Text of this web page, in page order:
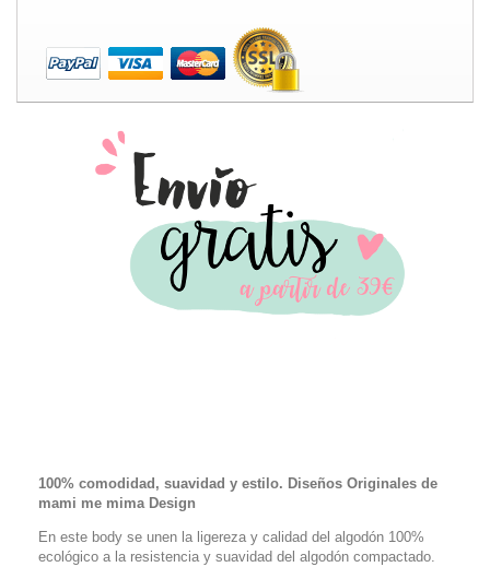
100% comodidad, suavidad y estilo. Diseños Originales de
mami me mima Design
En este body se unen la ligereza y calidad del algodón 100%
ecológico a la resistencia y suavidad del algodón compactado.